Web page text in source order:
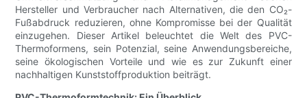
Hersteller und Verbraucher nach Alternativen, die den CO₂-
Fußabdruck reduzieren, ohne Kompromisse bei der Qualität
einzugehen. Dieser Artikel beleuchtet die Welt des PVC-
Thermoformens, sein Potenzial, seine Anwendungsbereiche,
seine ökologischen Vorteile und wie es zur Zukunft einer
nachhaltigen Kunststoffproduktion beiträgt.